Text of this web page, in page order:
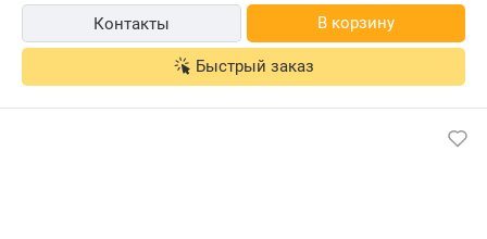
Контакты В корзину
Быстрый заказ